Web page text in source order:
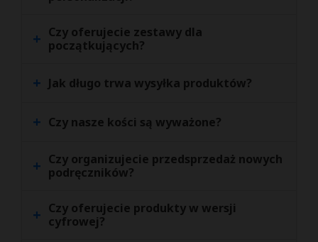
+ Czy oferujecie zestawy dla
początkujących?
+ Jak długo trwa wysyłka produktów?
+ Czy nasze kości są wyważone?
+ Czy organizujecie przedsprzedaż nowych
podręczników?
+ Czy oferujecie produkty w wersji
cyfrowej?